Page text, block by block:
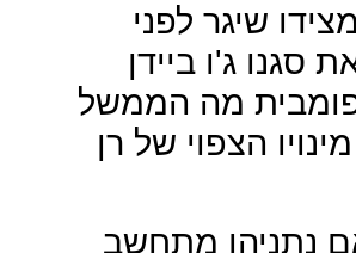
שיגר לפני
סגנו ג'ו ביידן
מה הממשל
הצפוי של רן
נתניהו מתחשב